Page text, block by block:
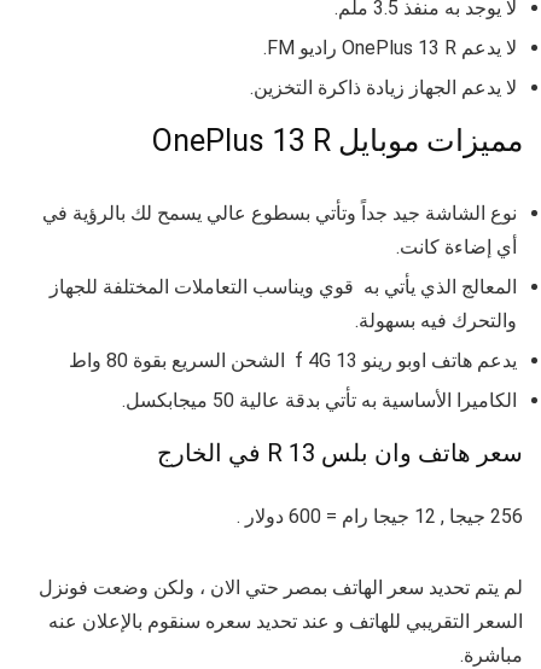
لا يوجد به منفذ 3.5 ملم.
لا يدعم OnePlus 13 R راديو FM.
لا يدعم الجهاز زيادة ذاكرة التخزين.
مميزات موبايل OnePlus 13 R
نوع الشاشة جيد جداً وتأتي بسطوع عالي يسمح لك بالرؤية في
أي إضاءة كانت.
المعالج الذي يأتي به قوي ويناسب التعاملات المختلفة للجهاز
والتحرك فيه بسهولة.
يدعم هاتف اوبو رينو 13 f 4G الشحن السريع بقوة 80 واط
الكاميرا الأساسية به تأتي بدقة عالية 50 ميجابكسل.
سعر هاتف وان بلس 13 R في الخارج
256 جيجا , 12 جيجا رام = 600 دولار .
لم يتم تحديد سعر الهاتف بمصر حتي الان ، ولكن وضعت فونزل
السعر التقريبي للهاتف و عند تحديد سعره سنقوم بالإعلان عنه
مباشرة.